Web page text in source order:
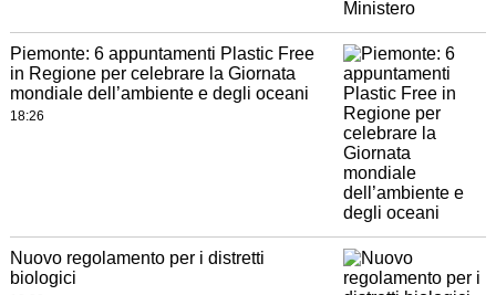
Piemonte: 6 appuntamenti Plastic Free
in Regione per celebrare la Giornata
mondiale dell’ambiente e degli oceani
18:26
Nuovo regolamento per i distretti
biologici